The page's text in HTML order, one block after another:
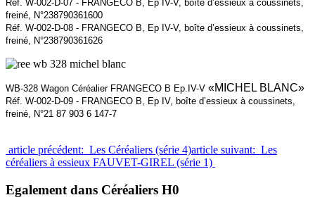
Réf. W-002-D-07 - FRANGECO B, Ep IV-V, boîte d’essieux à coussinets,
freiné, N°238790361600
Réf. W-002-D-08 - FRANGECO B, Ep IV-V, boîte d’essieux à coussinets,
freiné, N°238790361626
WB-328 Wagon Céréalier FRANGECO B Ep.IV-V «MICHEL BLANC»
Réf. W-002-D-09 - FRANGECO B, Ep IV, boîte d’essieux à coussinets,
freiné, N°21 87 903 6 147-7
article précédent: Les Céréaliers (série 4)article suivant: Les
céréaliers à essieux FAUVET-GIREL (série 1)
Egalement dans Céréaliers H0